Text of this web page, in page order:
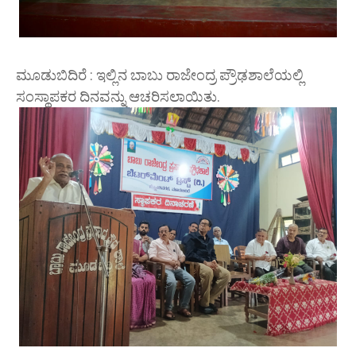
ಮೂಡುಬಿದಿರೆ : ಇಲ್ಲಿನ ಬಾಬು ರಾಜೇಂದ್ರ ಪ್ರೌಢಶಾಲೆಯಲ್ಲಿ
ಸಂಸ್ಥಾಪಕರ ದಿನವನ್ನು ಆಚರಿಸಲಾಯಿತು.